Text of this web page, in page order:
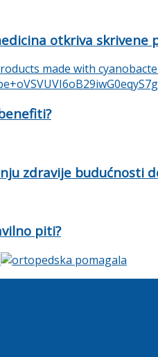
otkriva skrivene
zdravije budućnosti
piti?